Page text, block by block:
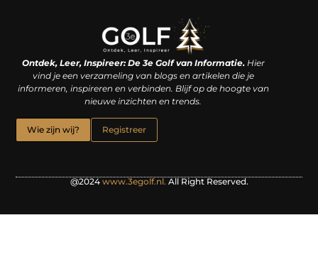
Ontdek, Leer, Inspireer: De 3e Golf van Informatie.Hier
vind je een verzameling van blogs en artikelen die je
informeren, inspireren en verbinden. Blijf op de hoogte van
nieuwe inzichten en trends.
Wie zijn wij? Registreer
@2024www.3egolf.nl.All Right Reserved.